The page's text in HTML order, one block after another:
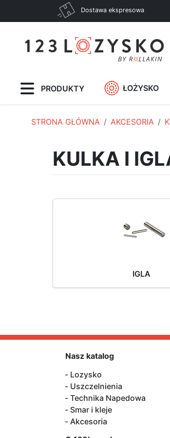
Dostawa ekspresowa
PRODUKTY ŁOŻYSKO
STRONA GŁÓWNA AKCESORIA
KULKA I
IGLA
Nasz katalog
Lozysko
Uszczelnienia
Technika Napedowa
Smar i kleje
Akcesoria